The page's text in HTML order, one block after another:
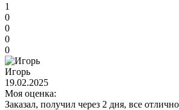
1
0
0
0
0
Игорь
19.02.2025
Моя оценка:
Заказал, получил через 2 дня, все